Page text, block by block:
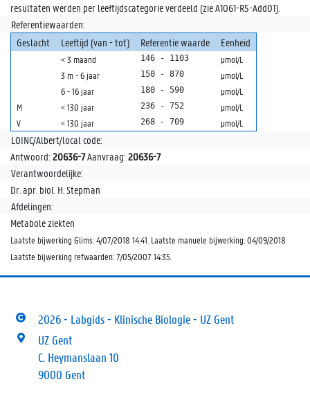
resultaten werden per leeftijdscategorie verdeeld (zie A1061-R5-Add01).
Referentiewaarden:
Geslacht
Leeftijd (van - tot) Referentie waarde Eenheid
< 3 maand 146 - 1103
µmol/L
3 m - 6 jaar
150 - 870
µmol/L
6 - 16 jaar
180 - 590
µmol/L
M
< 130 jaar 236 - 752
µmol/L
V
< 130 jaar 268 - 709 µmol/L
LOINC/Albert/local code:
Antwoord: 20636-7Aanvraag: 20636-7
Verantwoordelijke:
Dr. apr. biol. H. Stepman
Afdelingen:
Metabole ziekten
Laatste bijwerking Glims: 4/07/2018 14:41. Laatste manuele bijwerking: 04/09/2018
Laatste bijwerking refwaarden: 7/05/2007 14:35.
2026 - Labgids - Klinische Biologie - UZ Gent
UZ Gent
C. Heymanslaan 10
9000 Gent